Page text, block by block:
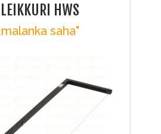
HWS
saha"